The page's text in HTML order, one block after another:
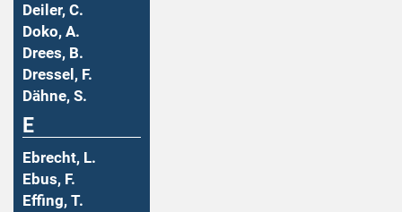
Deiler, C.
Doko, A.
Drees, B.
Dressel, F.
Dähne, S.
E
Ebrecht, L.
Ebus, F.
Effing, T.